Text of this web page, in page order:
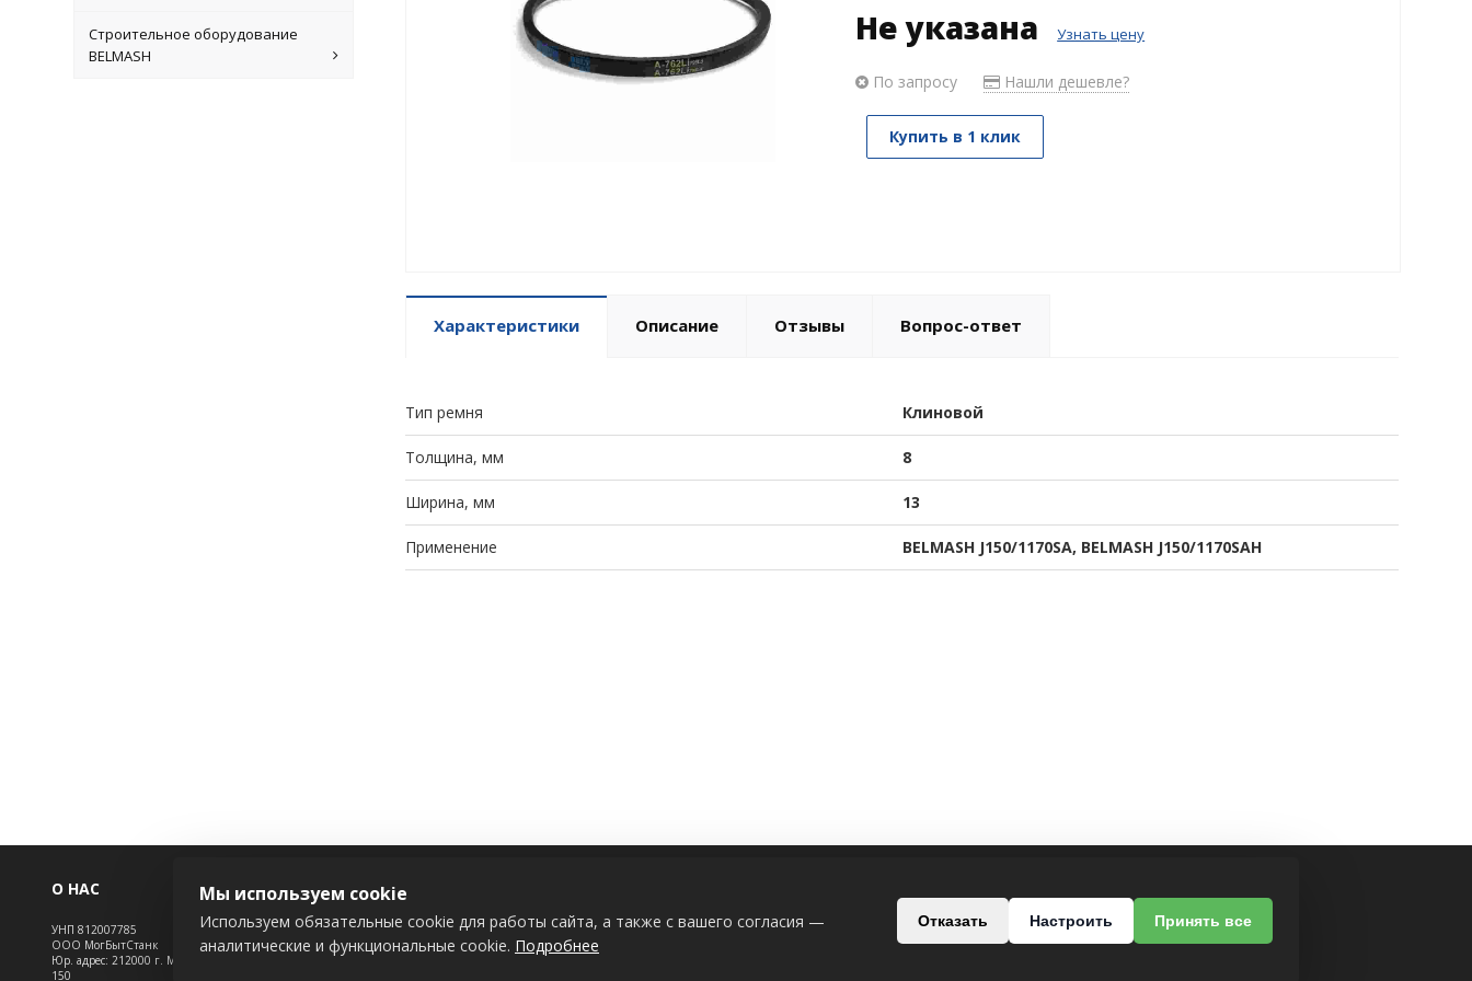
Строительное оборудование
BELMASH
Не указана Узнать цену
По запросу Нашли дешевле?
Купить в 1 клик
Характеристики Описание Отзывы Вопрос-ответ
Тип ремня Клиновой
Толщина, мм 8
Ширина, мм 13
Применение BELMASH J150/1170SA, BELMASH J150/1170SAH
О НАС
УНП 812007785
ООО МогБытСтанк
Юр. адрес: 212000 г. Могилев, Славгородское шоссе,
150
ИНФОРМАЦИЯ
Новости
Контакты
Беларусь, Могилёв, Славгородский проезд, 37
Мы используем cookie
Используем обязательные cookie для работы сайта, а также с вашего согласия —
аналитические и функциональные cookie. Подробнее
Отказать Настроить Принять все